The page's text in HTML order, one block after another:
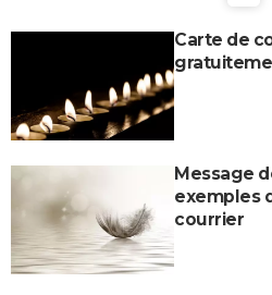
Carte de
Message
exemples
courrier